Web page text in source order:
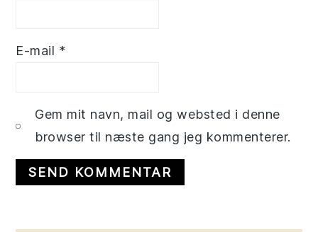
E-mail *
Gem mit navn, mail og websted i denne
browser til næste gang jeg kommenterer.